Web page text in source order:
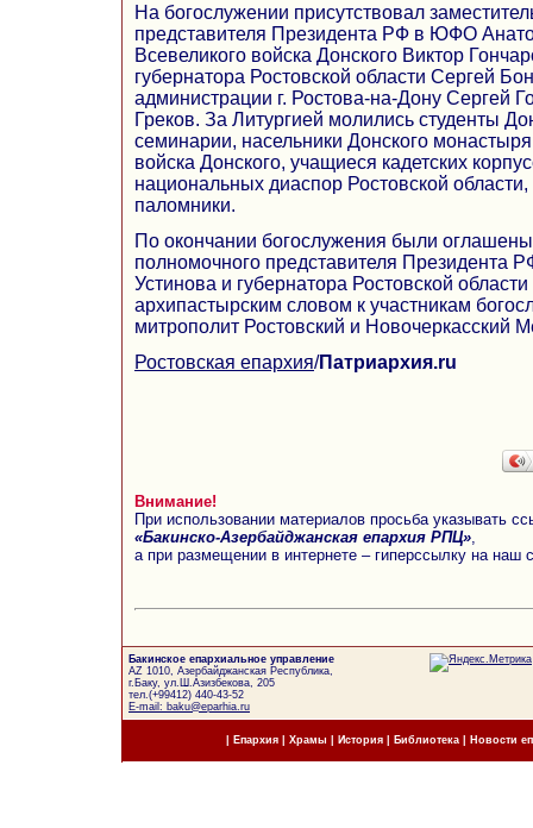
На богослужении присутствовал
представителя Президента РФ в ЮФО
Всевеликого войска Донского Виктор
губернатора Ростовской области Сергей
администрации г. Ростова-на-Дону Сергей
Греков. За Литургией молились студенты
семинарии, насельники Донского
войска Донского, учащиеся кадетских
национальных диаспор Ростовской
паломники.
По окончании богослужения были оглашены
полномочного представителя
Устинова и губернатора Ростовской
архипастырским словом к участникам
митрополит Ростовский и Новочеркасский
Ростовская епархия/Патриархия.ru
Внимание!
При использовании материалов просьба указывать
«Бакинско-Азербайджанская епархия РПЦ»
а при размещении в интернете – гиперссылку на наш
Бакинское епархиальное управление
AZ 1010, Азербайджанская Республика,
г.Баку, ул.Ш.Азизбекова, 205
тел.(+99412) 440-43-52
E-mail: baku@eparhia.ru
Епархия| Храмы История| Библиотека Новости